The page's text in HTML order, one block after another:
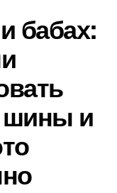
бабах:
шины и